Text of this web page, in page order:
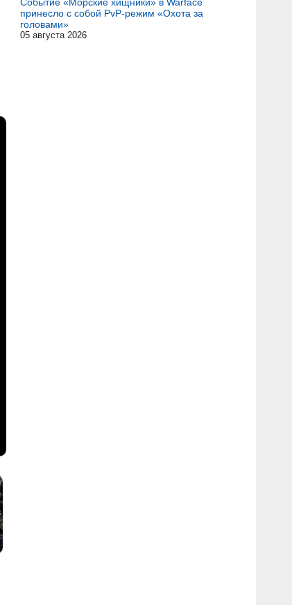
принесло с собой PvP-режим «Охота за
головами»
05 августа 2026